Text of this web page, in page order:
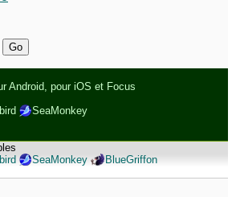
Android, pour iOS et Focus
SeaMonkey
SeaMonkey
BlueGriffon